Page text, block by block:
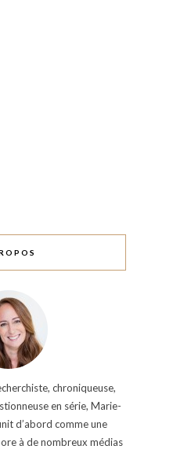
chroniqueuse,
en série, Marie-
d’abord comme une
à de nombreux médias